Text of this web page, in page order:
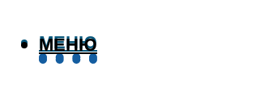
МЕНЮ
МЕНЮ